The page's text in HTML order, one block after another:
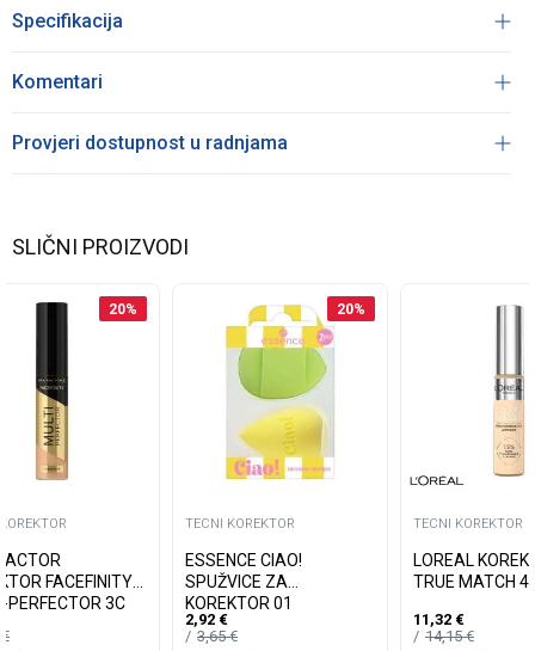
Specifikacija
Komentari
Provjeri dostupnost u radnjama
SLIČNI PROIZVODI
20%
FACEFINITY
PERFECTOR 3C
€
20%
TECNI KOREKTOR
ESSENCE CIAO!
SPUŽVICE ZA
KOREKTOR 01
2,92 €
3,65€
TECNI KOREKTOR
LOREAL
TRUE MATCH
11,32 €
14,15€